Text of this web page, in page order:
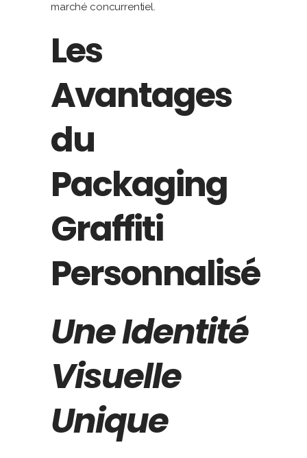
marché concurrentiel.
Les
Avantages
du
Packaging
Graffiti
Personnalisé
Une Identité
Visuelle
Unique